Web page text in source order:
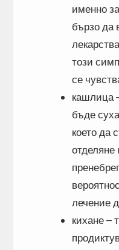
именно
бързо да
този
се
кашлица
бъде
което да
отделяне
лечение
кихане –